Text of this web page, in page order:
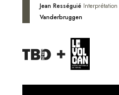
Jean Rességuié Interprétation
Vanderbruggen